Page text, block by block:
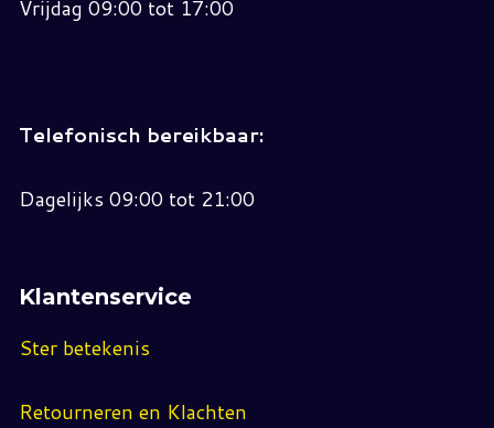
Vrijdag 09:00 tot 17:00
Telefonisch bereikbaar:
Dagelijks 09:00 tot 21:00
Klantenservice
Ster betekenis
Retourneren en Klachten